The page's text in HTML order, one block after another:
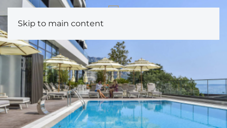
Skip to main content